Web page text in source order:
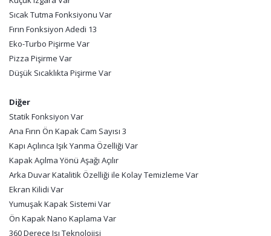
Sıcak Tutma Fonksiyonu Var
Fırın Fonksiyon Adedi 13
Eko-Turbo Pişirme Var
Pizza Pişirme Var
Düşük Sıcaklıkta Pişirme Var
Diğer
Statik Fonksiyon Var
Ana Fırın Ön Kapak Cam Sayısı 3
Kapı Açılınca Işık Yanma Özelliği Var
Kapak Açılma Yönü Aşağı Açılır
Arka Duvar Katalitik Özelliği ile Kolay Temizleme Var
Ekran Kilidi Var
Yumuşak Kapak Sistemi Var
Ön Kapak Nano Kaplama Var
360 Derece Isı Teknolojisi